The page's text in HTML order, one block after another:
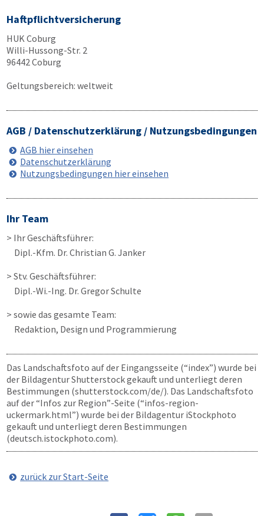
Haftpflichtversicherung
HUK Coburg
Willi-Hussong-Str. 2
96442 Coburg
Geltungsbereich: weltweit
AGB / Datenschutzerklärung / Nutzungsbedingungen
AGB hier einsehen
Datenschutzerklärung
Nutzungsbedingungen hier einsehen
Ihr Team
> Ihr Geschäftsführer:
Dipl.-Kfm. Dr. Christian G. Janker
> Stv. Geschäftsführer:
Dipl.-Wi.-Ing. Dr. Gregor Schulte
> sowie das gesamte Team:
Redaktion, Design und Programmierung
Das Landschaftsfoto auf der Eingangsseite (“index”) wurde bei
der Bildagentur Shutterstock gekauft und unterliegt deren
Bestimmungen (shutterstock.com/de/). Das Landschaftsfoto
auf der “Infos zur Region”-Seite (“infos-region-
uckermark.html”) wurde bei der Bildagentur iStockphoto
gekauft und unterliegt deren Bestimmungen
(deutsch.istockphoto.com).
zurück zur Start-Seite